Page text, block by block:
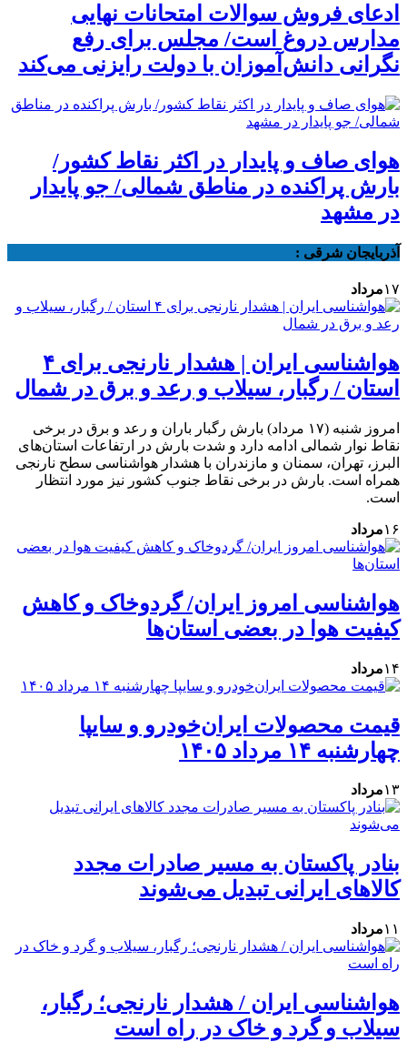
ادعای فروش سوالات امتحانات نهایی
مدارس دروغ است/ مجلس برای رفع
نگرانی دانش‌آموزان با دولت رایزنی می‌کند
هوای صاف و پایدار در اکثر نقاط کشور/
بارش پراکنده در مناطق شمالی/ جو پایدار
در مشهد
آذربایجان شرقی :
۱۷مرداد
هواشناسی ایران | هشدار نارنجی برای ۴
استان / رگبار، سیلاب و رعد و برق در شمال
امروز شنبه (۱۷ مرداد) بارش رگبار باران و رعد و برق در برخی
نقاط نوار شمالی ادامه دارد و شدت بارش در ارتفاعات استان‌های
البرز، تهران، سمنان و مازندران با هشدار هواشناسی سطح نارنجی
همراه است. بارش در برخی نقاط جنوب کشور نیز مورد انتظار
است.
۱۶مرداد
هواشناسی امروز ایران/ گردوخاک و کاهش
کیفیت هوا در بعضی استان‌ها
۱۴مرداد
قیمت محصولات ایران‌خودرو و سایپا
چهارشنبه ۱۴ مرداد ۱۴۰۵
۱۳مرداد
بنادر پاکستان به مسیر صادرات مجدد
کالاهای ایرانی تبدیل می‌شوند
۱۱مرداد
هواشناسی ایران / هشدار نارنجی؛ رگبار،
سیلاب و گرد و خاک در راه است